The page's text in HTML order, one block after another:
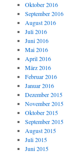
Oktober 2016
September 2016
August 2016
Juli 2016
Juni 2016
Mai 2016
April 2016
März 2016
Februar 2016
Januar 2016
Dezember 2015
November 2015
Oktober 2015
September 2015
August 2015
Juli 2015
Juni 2015